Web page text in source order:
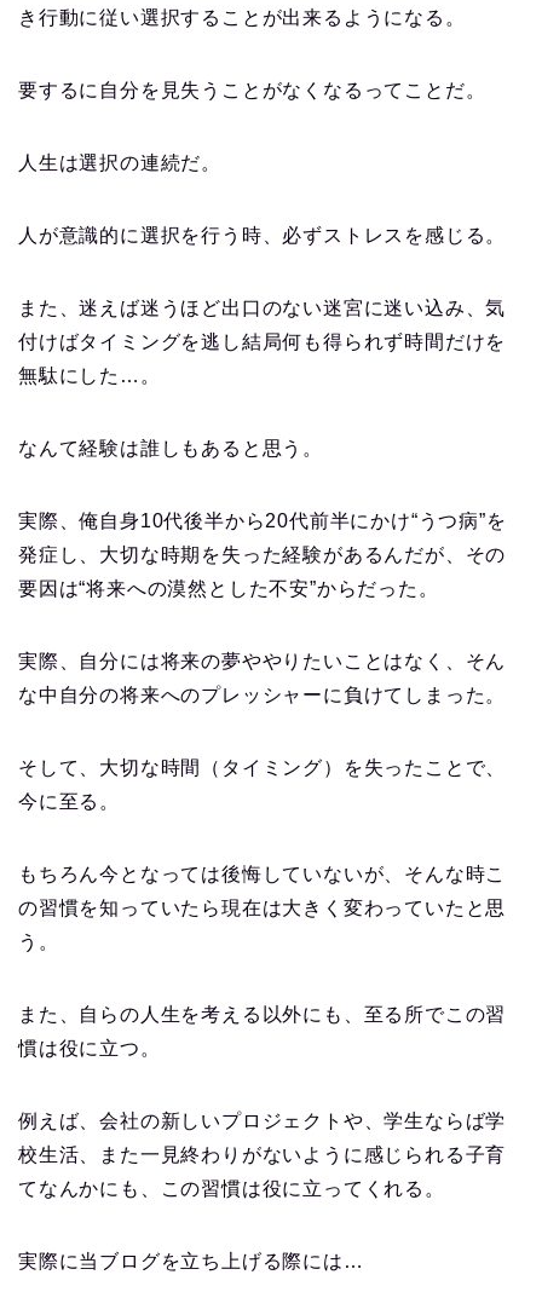
き行動に従い選択することが出来るようになる。
要するに自分を見失うことがなくなるってことだ。
人生は選択の連続だ。
人が意識的に選択を行う時、必ずストレスを感じる。
また、迷えば迷うほど出口のない迷宮に迷い込み、気
付けばタイミングを逃し結局何も得られず時間だけを
無駄にした…。
なんて経験は誰しもあると思う。
実際、俺自身10代後半から20代前半にかけ“うつ病”を
発症し、大切な時期を失った経験があるんだが、その
要因は“将来への漠然とした不安”からだった。
実際、自分には将来の夢ややりたいことはなく、そん
な中自分の将来へのプレッシャーに負けてしまった。
そして、大切な時間（タイミング）を失ったことで、
今に至る。
もちろん今となっては後悔していないが、そんな時こ
の習慣を知っていたら現在は大きく変わっていたと思
う。
また、自らの人生を考える以外にも、至る所でこの習
慣は役に立つ。
例えば、会社の新しいプロジェクトや、学生ならば学
校生活、また一見終わりがないように感じられる子育
てなんかにも、この習慣は役に立ってくれる。
実際に当ブログを立ち上げる際には…